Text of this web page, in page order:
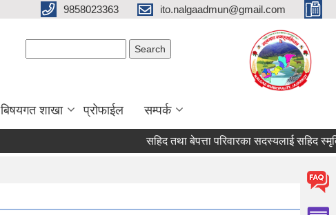
9858023363 ito.nalgaadmun@gmail.com
बिषयगत शाखा प्रोफाईल सम्पर्क
सहिद तथा बेपत्ता परिवारका सदस्यलाई सहिद स्मृति